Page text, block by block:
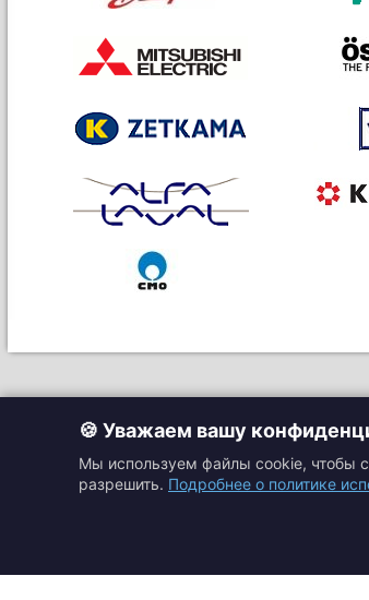
🍪 Уважаем вашу
Мы используем файлы cookie, чтобы
разрешить. Подробнее о политике